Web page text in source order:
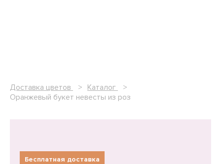
Доставка цветов
Каталог
Оранжевый букет невесты из роз
Бесплатная доставка